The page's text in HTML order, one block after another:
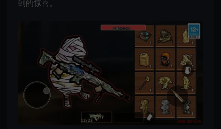
到的惊喜。